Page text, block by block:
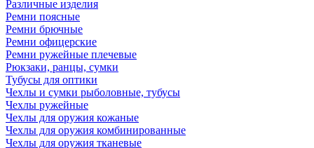
Различные изделия
Ремни поясные
Ремни брючные
Ремни офицерские
Ремни ружейные плечевые
Рюкзаки, ранцы, сумки
Тубусы для оптики
Чехлы и сумки рыболовные, тубусы
Чехлы ружейные
Чехлы для оружия кожаные
Чехлы для оружия комбинированные
Чехлы для оружия тканевые